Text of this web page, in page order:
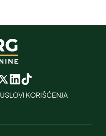
USLOVI KORIŠĆENJA